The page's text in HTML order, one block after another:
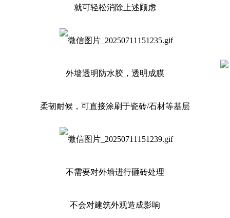
就可轻松消除上述顾虑
外墙透明防水胶，透明成膜
柔韧耐候，可直接涂刷于瓷砖/石材等基层
不需要对外墙进行砸砖处理
不会对建筑外观造成影响